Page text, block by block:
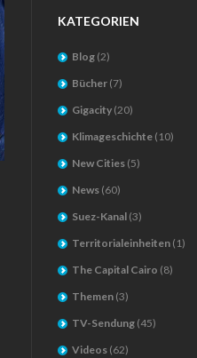
KATEGORIEN
Blog (2)
Bücher (7)
Gigacity (20)
Klimageschichte (10)
New Cities (5)
News (60)
Suez-Kanal (3)
Territorialeinheiten (1)
The Capital Cairo (8)
Themen (3)
TV-Sendung (45)
Videos (62)